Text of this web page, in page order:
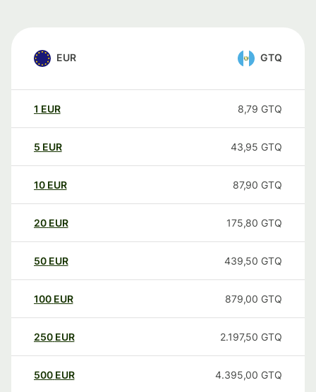
EUR GTQ
1 EUR 8,79 GTQ
5 EUR 43,95 GTQ
10 EUR 87,90 GTQ
20 EUR 175,80 GTQ
50 EUR 439,50 GTQ
100 EUR 879,00 GTQ
250 EUR 2.197,50 GTQ
500 EUR 4.395,00 GTQ